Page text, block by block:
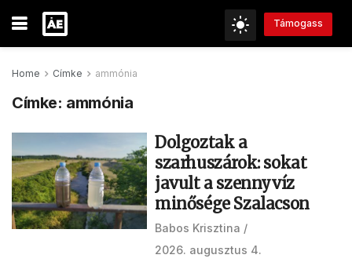
Támogass
Home Címke ammónia
Címke: ammónia
Dolgoztak a
szarhuszárok: sokat
javult a szennyvíz
minősége Szalacson
Babos Krisztina
2026. augusztus 4.